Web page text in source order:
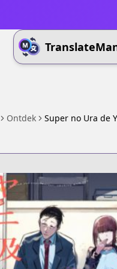
Ontdek Super no Ura de